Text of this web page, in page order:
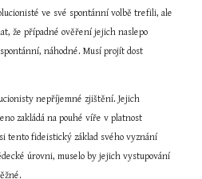
ve své spontánní volbě trefili, ale
že případné ověření jejich naslepo
náhodné. Musí projít dost
nepříjemné zjištění. Jejich
zakládá na pouhé víře v platnost
tento fideistický základ svého vyznání
úrovni, muselo by jejich vystupování